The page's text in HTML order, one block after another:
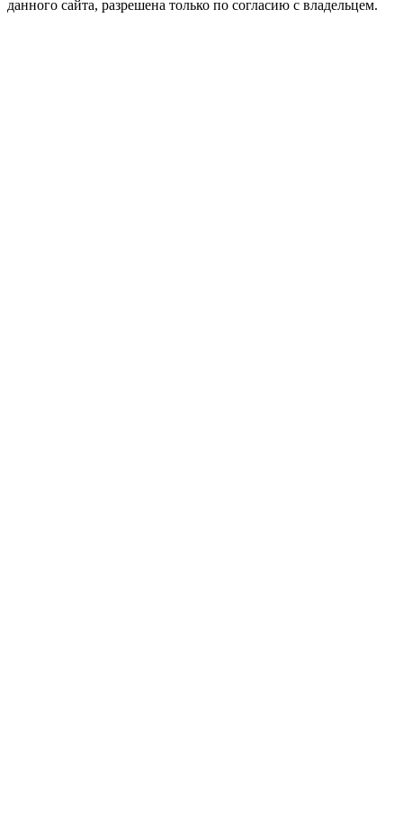
данного сайта, разрешена только по согласию с владельцем.